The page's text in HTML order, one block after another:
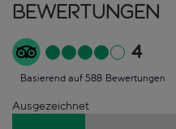
Bewertungen
4
Basierend auf 588 Bewertungen
Ausgezeichnet